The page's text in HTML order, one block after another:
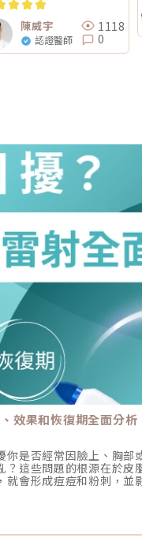
陳威宇
認證醫師
1118
0
效果和恢復期全面分析
是否經常因臉上、胸部
？這些問題的根源在於皮
會形成痘痘和粉刺，並
或布滿痘痘的肌膚，可能
起異味問題，讓你感到
成皮膚損害，增加皮膚健
人感到不安和不自信。